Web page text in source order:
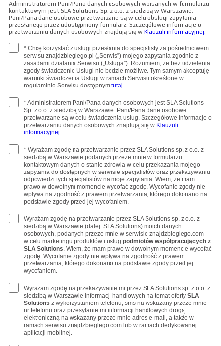
Administratorem Pani/Pana danych osobowych wpisanych w formularzu
kontaktowym jest SLA Solutions Sp. z o.o. z siedzibą w Warszawie.
Pani/Pana dane osobowe przetwarzane są w celu obsługi zapytania
przesłanego przez udostępniony formularz. Szczegółowe informacje o
przetwarzaniu danych osobowych znajdują się w Klauzuli informacyjnej.
* Chcę korzystać z usługi przesłania do specjalisty za pośrednictwem
serwisu znajdzbieglego.pl („Serwis”) mojego zapytania zgodnie z
zasadami działania Serwisu („Usługa”). Rozumiem, że bez udzielenia
zgody świadczenie Usługi nie będzie możliwe. Tym samym akceptuję
warunki świadczenia Usługi w ramach Serwisu określone w
regulaminie Serwisu dostępnym tutaj.
* Administratorem Pani/Pana danych osobowych jest SLA Solutions
Sp. z o.o. z siedzibą w Warszawie. Pani/Pana dane osobowe
przetwarzane są w celu świadczenia usług. Szczegółowe informacje o
przetwarzaniu danych osobowych znajdują się w Klauzuli
informacyjnej.
* Wyrażam zgodę na przetwarzanie przez SLA Solutions sp. z o.o. z
siedzibą w Warszawie podanych przeze mnie w formularzu
kontaktowym danych o stanie zdrowia w celu przekazania mojego
zapytania do dostępnych w serwisie specjalistów oraz przekazywaniu
odpowiedzi tych specjalistów na moje zapytania. Wiem, że mam
prawo w dowolnym momencie wycofać zgodę. Wycofanie zgody nie
wpływa na zgodność z prawem przetwarzania, którego dokonano na
podstawie zgody przed jej wycofaniem.
Wyrażam zgodę na przetwarzanie przez SLA Solutions sp. z o.o. z
siedzibą w Warszawie (dalej: SLA Solutions) moich danych
osobowych, podanych przeze mnie w serwisie znajdzbieglego.com –
w celu marketingu produktów i usług podmiotów współpracujących z
SLA Solutions. Wiem, że mam prawo w dowolnym momencie wycofać
zgodę. Wycofanie zgody nie wpływa na zgodność z prawem
przetwarzania, którego dokonano na podstawie zgody przed jej
wycofaniem.
Wyrażam zgodę na przekazywanie mi przez SLA Solutions sp. z o.o. z
siedzibą w Warszawie informacji handlowych na temat oferty SLA
Solutions z wykorzystaniem telefonu, sms na wskazany przeze mnie
nr telefonu oraz przesyłanie mi informacji handlowych drogą
elektroniczną na wskazany przeze mnie adres e-mail, a także w
ramach serwisu znajdzbieglego.com lub w ramach dedykowanej
aplikacji mobilnej.